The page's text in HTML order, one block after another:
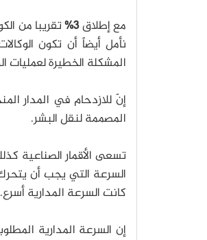
مع إطلاق3%
تقريبا من
نأمل أيضاً أن تكون
المشكلة الخطيرة لعمليات
إنّ للازدحام في المدار
المصممة لنقل البشر.
تسعى الأقمار الصناعية
السرعة التي يجب أن
كانت السرعة المدارية أسرع.
إن السرعة المدارية